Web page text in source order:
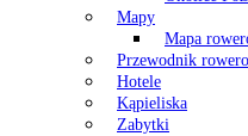
Mapy
Mapa
Przewodnik
Hotele
Kąpieliska
Zabytki